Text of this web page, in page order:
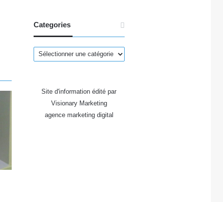
Categories
Categories
Site d'information édité par
Visionary Marketing
agence marketing digital